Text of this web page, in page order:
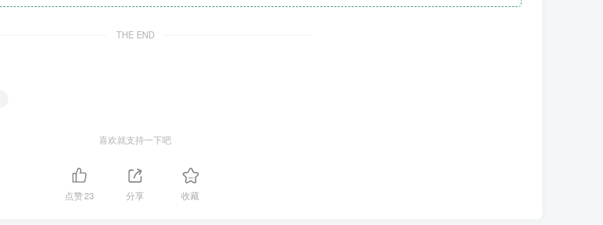
THE END
喜欢就支持一下吧
点赞23 分享 收藏